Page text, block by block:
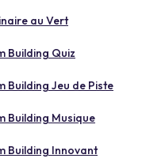
au Vert
Building Quiz
Building Jeu de Piste
Building Musique
Building Innovant